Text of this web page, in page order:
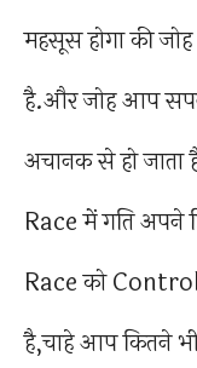
महसूस होगा की
है.और जोह आप
अचानक से हो
Race में गति अपने
Race को Control
है,चाहे आप कितने